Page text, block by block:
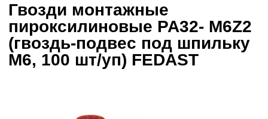
Гвозди монтажные
пироксилиновые PA32- M6Z2
(гвоздь-подвес под шпильку
М6, 100 шт/уп) FEDAST